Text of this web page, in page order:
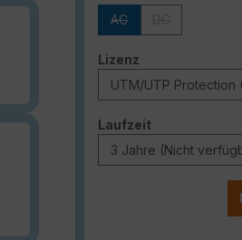
AC
Lizenz
Laufzeitauswählen